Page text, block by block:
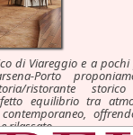
di Viareggio e a pochi
Porto
ristorante
equilibrio tra
rilassato.